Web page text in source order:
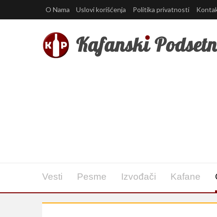
O Nama Uslovi korišćenja Politika privatnosti
Vesti Pesme Izvođači Kafane